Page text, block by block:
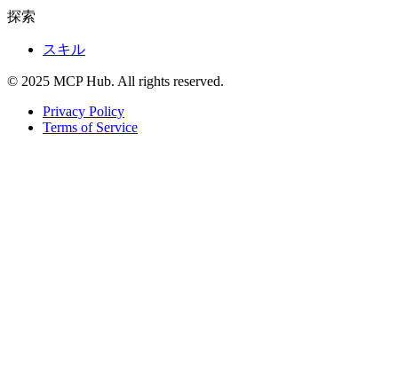
探索
スキル
© 2025 MCP Hub. All rights reserved.
Privacy Policy
Terms of Service